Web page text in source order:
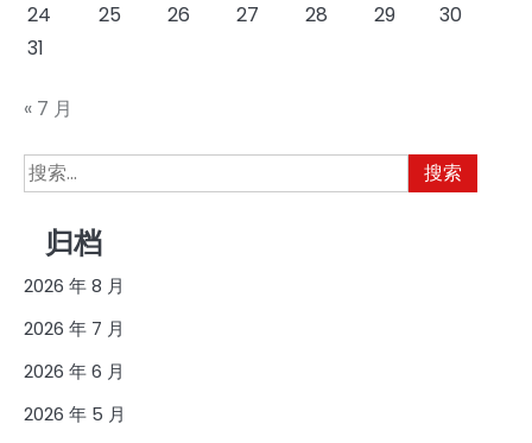
24
25 26 27 28 29
30
31
« 7 月
搜
索：
归档
2026 年 8 月
2026 年 7 月
2026 年 6 月
2026 年 5 月